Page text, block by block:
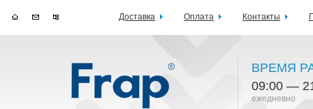
ВРЕМЯ
09:00 —
ежедневно
Доставка Оплата Контакты